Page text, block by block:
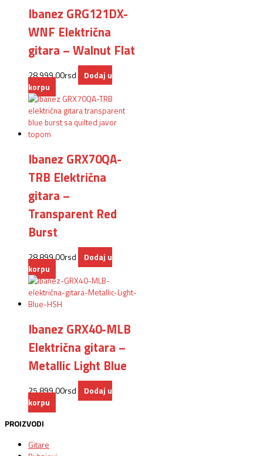
Ibanez GRG121DX-
WNF Električna
gitara – Walnut Flat
28.999,00rsd
Dodaj u
korpu
Ibanez GRX70QA-
TRB Električna
gitara –
Transparent Red
Burst
28.899,00rsd
Dodaj u
korpu
Ibanez GRX40-MLB
Električna gitara –
Metallic Light Blue
25.899,00rsd
Dodaj u
korpu
PROIZVODI
Gitare